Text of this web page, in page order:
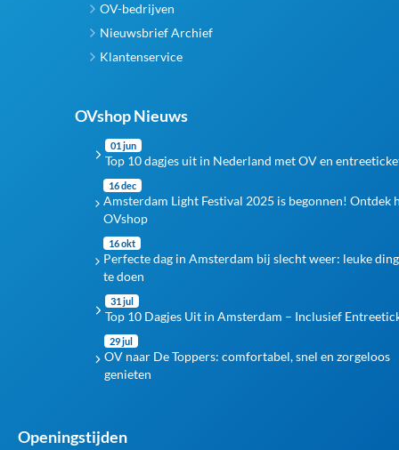
OV-bedrijven
Nieuwsbrief Archief
Klantenservice
OVshop Nieuws
01 jun
Top 10 dagjes uit in Nederland met OV en
16 dec
Amsterdam Light Festival 2025 is begonnen! Ontdek
OVshop
16 okt
Perfecte dag in Amsterdam bij slecht weer: leuke
te doen
31 jul
Top 10 Dagjes Uit in Amsterdam – Inclusief
29 jul
OV naar De Toppers: comfortabel, snel en zorgeloos
genieten
Openingstijden